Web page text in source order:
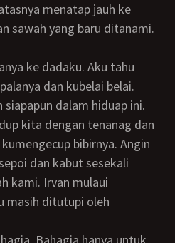
menatap jauh ke
sawah yang baru ditanami.
dan kubelai belai.
kita dengan tenanag dan
bibirnya. Angin
dan kabut sesekali
kami. Irvan mulaui
masih ditutupi oleh